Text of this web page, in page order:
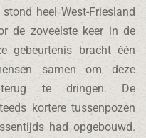
heel West-Friesland
de zoveelste keer in de
gebeurtenis bracht één
samen om deze
terug te dringen. De
kortere tussenpozen
had opgebouwd.